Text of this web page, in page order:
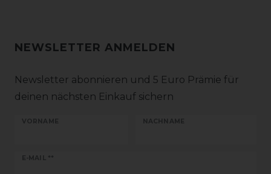
NEWSLETTER ANMELDEN
Newsletter abonnieren und 5 Euro Prämie für
deinen nächsten Einkauf sichern
VORNAME NACHNAME
E-MAIL **
Newsletter